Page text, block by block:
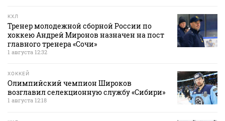
КХЛ
Тренер молодежной сборной России по
хоккею Андрей Миронов назначен на пост
главного тренера «Сочи»
1 августа 12:32
ХОККЕЙ
Олимпийский чемпион Широков
возглавил селекционную службу «Сибири»
1 августа 12:18